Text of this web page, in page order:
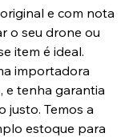
e com nota
o seu drone ou
item é ideal.
importadora
e tenha garantia
justo. Temos a
estoque para